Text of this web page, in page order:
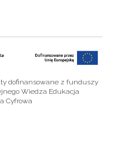
dofinansowane z funduszy
Wiedza Edukacja
Cyfrowa